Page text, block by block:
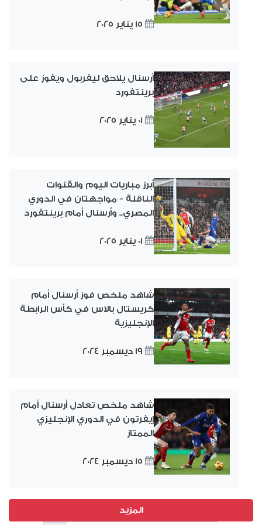
15 يناير 2025
آرسنال يلاحق ليفربول ويفوز على
برينتفورد
01 يناير 2025
أبرز مباريات اليوم والقنوات
الناقلة - مواجهتان في الدوري
المصري.. وأرسنال أمام برينتفورد
01 يناير 2025
شاهد ملخص فوز أرسنال أمام
كريستال بالاس في كأس الرابطة
الإنجليزية
19 ديسمبر 2024
شاهد ملخص تعادل أرسنال أمام
إيفرتون في الدوري الإنجليزي
الممتاز
15 ديسمبر 2024